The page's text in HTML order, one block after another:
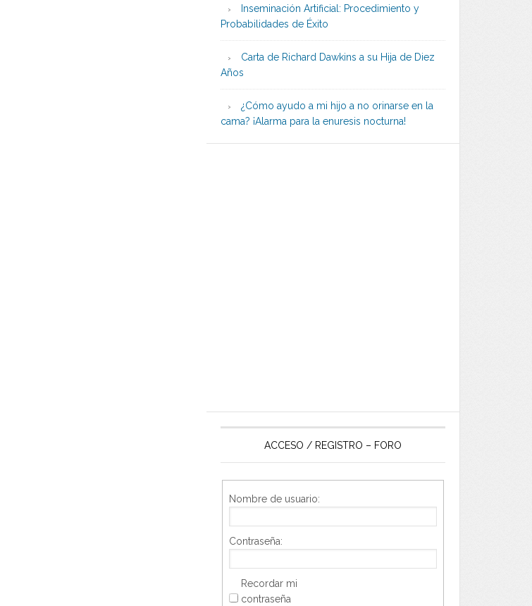
Inseminación Artificial: Procedimiento y
Probabilidades de Éxito
Carta de Richard Dawkins a su Hija de Diez
Años
¿Cómo ayudo a mi hijo a no orinarse en la
cama? ¡Alarma para la enuresis nocturna!
ACCESO / REGISTRO – FORO
Nombre de usuario:
Contraseña:
Recordar mi
contraseña